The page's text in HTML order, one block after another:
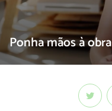
Ponha mãos à obra